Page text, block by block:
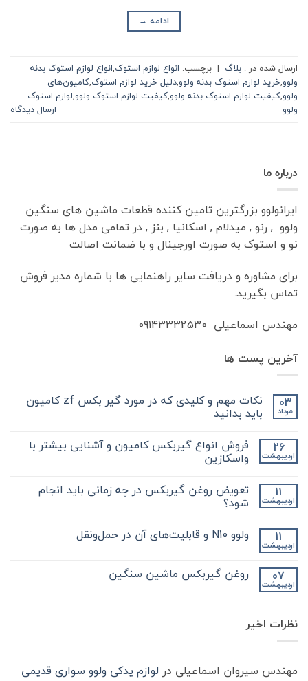
ادامه →
ارسال شده در : بلاگ | برچسب: انواع لوازم استوک,انواع لوازم استوک بدنه
ولوو,خرید لوازم استوک بدنه ولوو,دلیل خرید لوازم استوک,کامیون‌های
ولوو,کیفیت لوازم استوک بدنه ولوو,کیفیت لوازم استوک ولوو,لوازم استوک
ولوو
ارسال دیدگاه
درباره ما
ایرانولوو بزرگترین تامین کننده قطعات ماشین های سنگین
ولوو , رنو , میدلام , اسکانیا , بنز , در تمامی مدل ها به صورت
نو و استوک به صورت اورجینال و با ضمانت اصالت
برای مشاوره و دریافت سایر راهنمایی ها با شماره مدیر فروش
تماس بگیرید.
مهندس اسماعیلی 09143332530
آخرین پست ها
03
مرداد
نکات مهم و کلیدی که در مورد گیر بکس zf کامیون
باید بدانید
دیدگاهی
نکات
مهم
کلیدی
در
مورد
بکس
کامیون
باید
نشده 26
اردیبهشت
فروش انواع گیربکس کامیون و آشنایی بیشتر با
واسکازین
برای
فروش
انواع
و
آشنایی
واسکازین
ثبت
نشده 11
اردیبهشت
تعویض روغن گیربکس در چه زمانی باید انجام
شود؟
برای
تعویض
در
چه
ثبت
نشده 11
اردیبهشت
ولوو N10 و قابلیت‌های آن در حمل‌ونقل
ولوو
N10
حمل‌ونقل
ثبت
نشده 07
اردیبهشت
روغن گیربکس ماشین سنگین
گیربکس
ماشیننظرات اخیر
مهندس سیروان اسماعیلی در لوازم یدکی ولوو سواری قدیمی